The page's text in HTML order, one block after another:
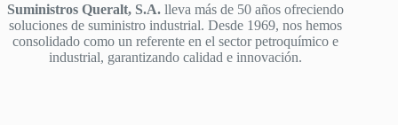
Suministros Queralt, S.A.lleva más de 50 años ofreciendo
soluciones de suministro industrial. Desde 1969, nos hemos
consolidado como un referente en el sector petroquímico e
industrial, garantizando calidad e innovación.